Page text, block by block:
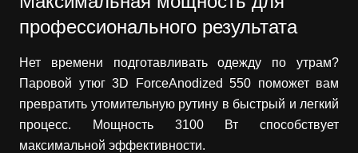
профессионального результата
Нет времени подготавливать одежду по утрам?
Паровой утюг 3D ForceAnodized 550 поможет вам
превратить утомительную рутину в быстрый и легкий
процесс. Мощность 3100 Вт способствует
максимальной эффективности.